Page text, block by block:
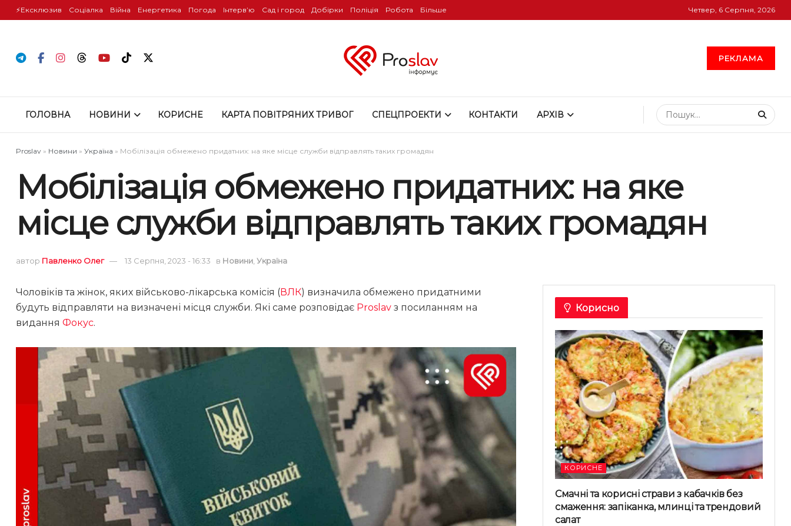
⚡️Ексклюзив Соціалка Війна Енергетика Погода Інтервʼю Сад і город Добірки Поліція Робота Більше Четвер, 6 Серпня, 2026
РЕКЛАМА
ГОЛОВНА НОВИНИ КОРИСНЕ КАРТА ПОВІТРЯНИХ ТРИВОГ СПЕЦПРОЕКТИ КОНТАКТИ АРХІВ
Proslav » Новини » Україна » Мобілізація обмежено придатних: на яке місце служби відправлять таких громадян
Мобілізація обмежено придатних: на яке
місце служби відправлять таких громадян
автор Павленко Олег 13 Серпня, 2023 - 16:33 в Новини, Україна
Чоловіків та жінок, яких військово-лікарська комісія (ВЛК) визначила обмежено придатними
будуть відправляти на визначені місця служби. Які саме розповідає Proslav з посиланням на
видання Фокус.
Корисно
КОРИСНЕ
Смачні та корисні страви з кабачків без
смаження: запіканка, млинці та трендовий
салат